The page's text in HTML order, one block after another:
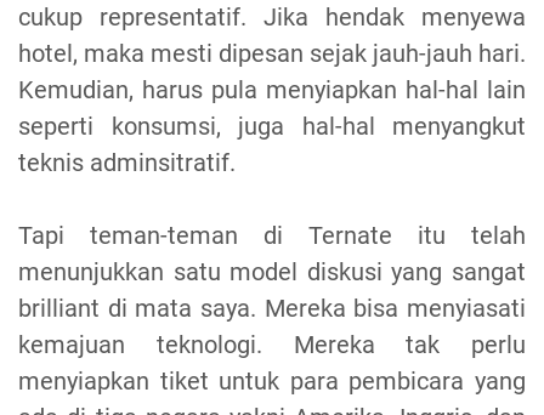
cukup representatif. Jika hendak menyewa
hotel, maka mesti dipesan sejak jauh-jauh hari.
Kemudian, harus pula menyiapkan hal-hal lain
seperti konsumsi, juga hal-hal menyangkut
teknis adminsitratif.
Tapi teman-teman di Ternate itu telah
menunjukkan satu model diskusi yang sangat
brilliant di mata saya. Mereka bisa menyiasati
kemajuan teknologi. Mereka tak perlu
menyiapkan tiket untuk para pembicara yang